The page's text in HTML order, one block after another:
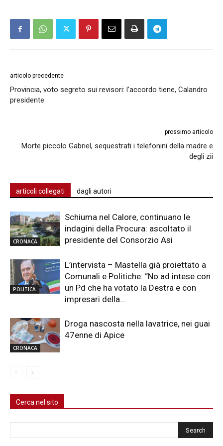
articolo precedente
Provincia, voto segreto sui revisori: l’accordo tiene, Calandro
presidente
prossimo articolo
Morte piccolo Gabriel, sequestrati i telefonini della madre e
degli zii
articoli collegati dagli autori
CRONACA
Schiuma nel Calore, continuano le
indagini della Procura: ascoltato il
presidente del Consorzio Asi
POLITICA
L’intervista – Mastella già proiettato a
Comunali e Politiche: “No ad intese con
un Pd che ha votato la Destra e con
impresari della...
CRONACA
Droga nascosta nella lavatrice, nei guai
47enne di Apice
Cerca nel sito